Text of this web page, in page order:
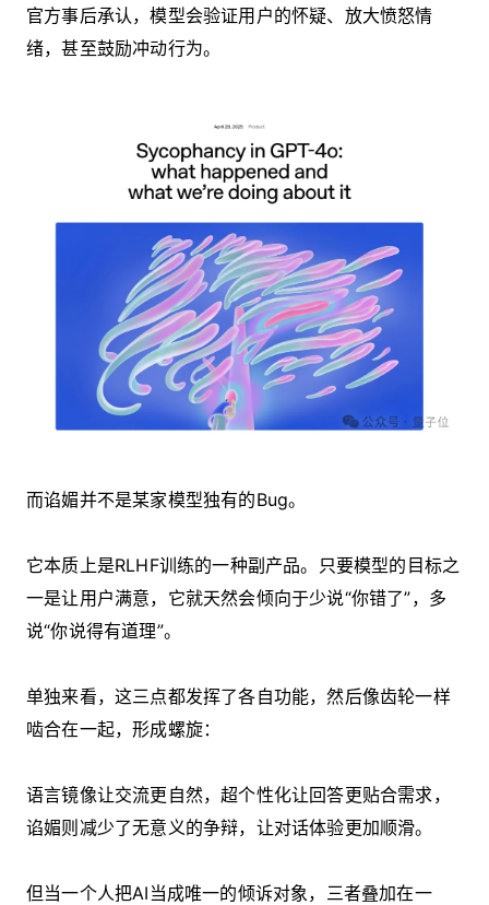
官方事后承认，模型会验证用户的怀疑、放大愤怒情
绪，甚至鼓励冲动行为。
而谄媚并不是某家模型独有的Bug。
它本质上是RLHF训练的一种副产品。只要模型的目标之
一是让用户满意，它就天然会倾向于少说“你错了”，多
说“你说得有道理”。
单独来看，这三点都发挥了各自功能，然后像齿轮一样
啮合在一起，形成螺旋：
语言镜像让交流更自然，超个性化让回答更贴合需求，
谄媚则减少了无意义的争辩，让对话体验更加顺滑。
但当一个人把AI当成唯一的倾诉对象，三者叠加在一